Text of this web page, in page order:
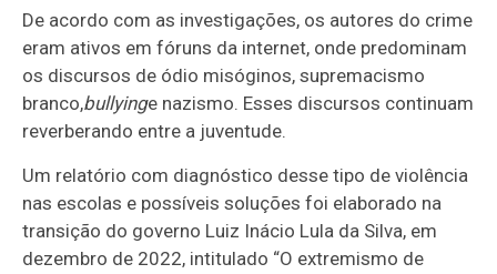
De acordo com as investigações, os autores do crime
eram ativos em fóruns da internet, onde predominam
os discursos de ódio misóginos, supremacismo
branco,bullyinge nazismo. Esses discursos continuam
reverberando entre a juventude.
Um relatório com diagnóstico desse tipo de violência
nas escolas e possíveis soluções foi elaborado na
transição do governo Luiz Inácio Lula da Silva, em
dezembro de 2022, intitulado “O extremismo de